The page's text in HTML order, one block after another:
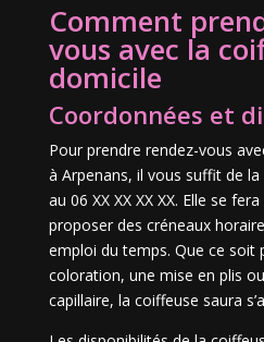
Comment
vous avec la
domicile
Coordonnées et
Pour prendre rendez-vous
à Arpenans, il vous suffit de
au 06 XX XX XX XX. Elle se
proposer des créneaux
emploi du temps. Que ce soit
coloration, une mise en plis
capillaire, la coiffeuse saura